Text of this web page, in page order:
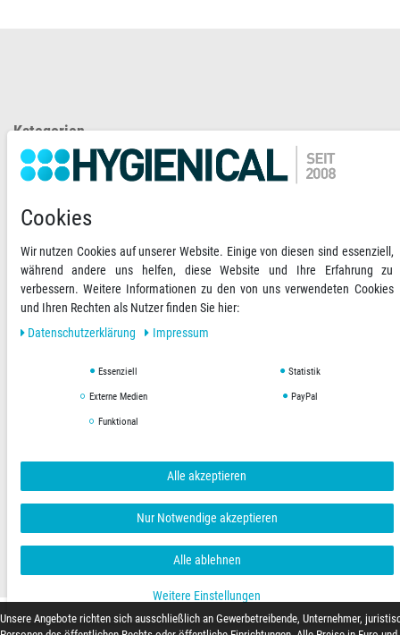
Kategorien
Mein Konto
Ihre Zahlungsmöglichkeiten
Versandoptionen
Datenschutzerklärung Impressum
Copyright © 2019 Hygienical. Alle Rechte vorbehalten.
Cookies
Wir nutzen Cookies auf unserer Website. Einige von diesen sind essenziell,
während andere uns helfen, diese Website und Ihre Erfahrung zu
verbessern. Weitere Informationen zu den von uns verwendeten Cookies
und Ihren Rechten als Nutzer finden Sie hier:
Daten­schutz­erklärung
Impressum
Essenziell Statistik
Externe Medien PayPal
Funktional
Alle akzeptieren
Nur Notwendige akzeptieren
Alle ablehnen
Weitere Einstellungen
Unsere Angebote richten sich ausschließlich an Gewerbetreibende, Unternehmer,